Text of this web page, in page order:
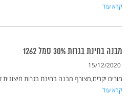
קרא עוד
מבנה בחינת בגרות 30% סמל 1262
15/12/2020
מורים יקרים,מצורף מבנה בחינת בגרות חיצונית ל- 30% סמל שאלון
קרא עוד